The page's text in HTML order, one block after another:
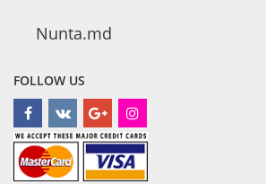
Nunta.md
FOLLOW US